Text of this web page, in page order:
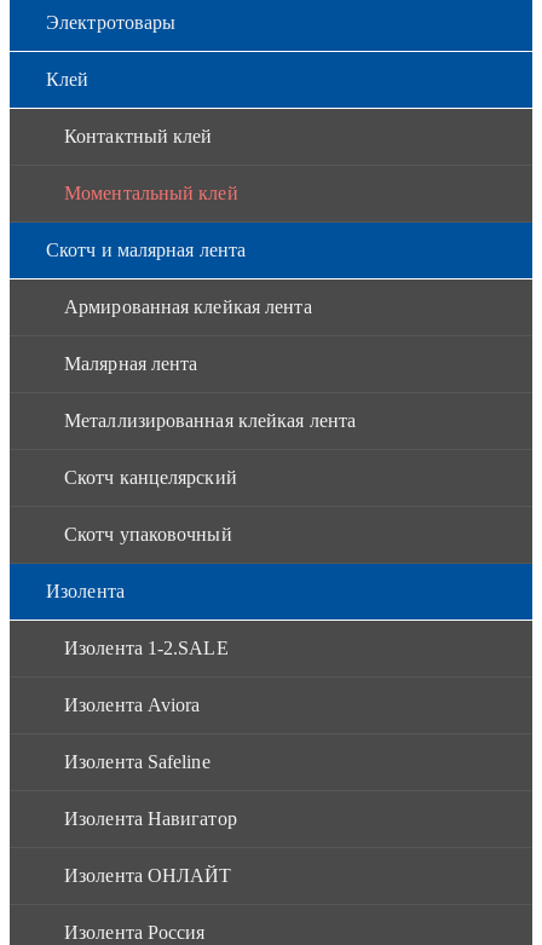
Электротовары
Клей
Контактный клей
Моментальный клей
Скотч и малярная лента
Армированная клейкая лента
Малярная лента
Металлизированная клейкая лента
Скотч канцелярский
Скотч упаковочный
Изолента
Изолента 1-2.SALE
Изолента Aviora
Изолента Safeline
Изолента Навигатор
Изолента ОНЛАЙТ
Изолента Россия